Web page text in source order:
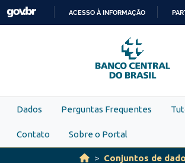
Skip to main content
PARA
O
CONTEÚDO
ACESSO À INFORMAÇÃO
Dados Perguntas Frequentes
Contato Sobre o Portal
Conjuntos de